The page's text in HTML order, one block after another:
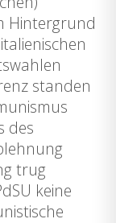
Hintergrund
standen
des
trug
keine